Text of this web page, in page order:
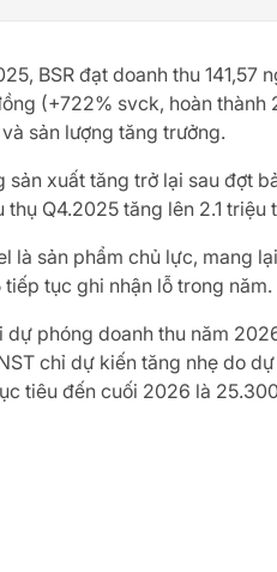
BSR đạt doanh thu 141,57
(+722% svck, hoàn thành
sản lượng tăng trưởng.
sản xuất tăng trở lại sau đợt
thụ Q4.2025 tăng lên 2.1 triệu
là sản phẩm chủ lực, mang
tục ghi nhận lỗ trong năm.
dự phóng doanh thu năm
chỉ dự kiến tăng nhẹ do
tiêu đến cuối 2026 là